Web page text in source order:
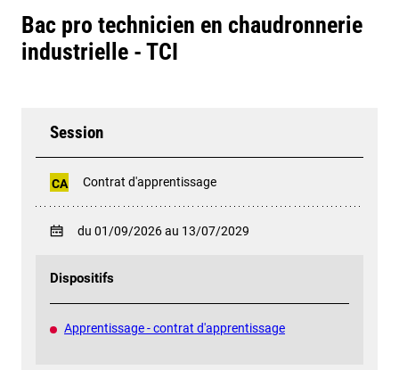
Bac pro technicien en chaudronnerie
industrielle - TCI
Session
CA Contrat d'apprentissage
du 01/09/2026 au 13/07/2029
Dispositifs
Apprentissage - contrat d'apprentissage